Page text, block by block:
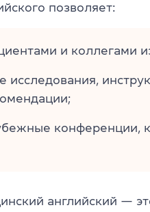
позволяет:
и коллегами
исследования,
конференции,
английский —